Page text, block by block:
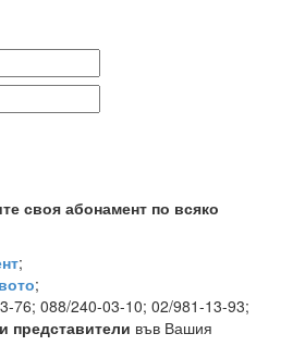
своя абонамент по всяко
;
;
76; 088/240-03-10; 02/981-13-93;
представители във Вашия